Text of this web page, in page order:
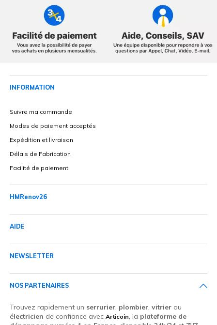
INFORMATION
Suivre ma commande
Modes de paiement acceptés
Expédition et livraison
Délais de Fabrication
Facilité de paiement
HMRenov26
AIDE
NEWSLETTER
NOS PARTENAIRES
Trouvez rapidement un serrurier, plombier, vitrier ou
électricien de confiance avec Articoin, la plateforme de